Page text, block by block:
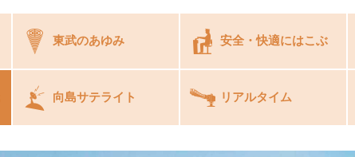
東武のあゆみ 安全・快適にはこぶ
向島サテライト リアルタイム